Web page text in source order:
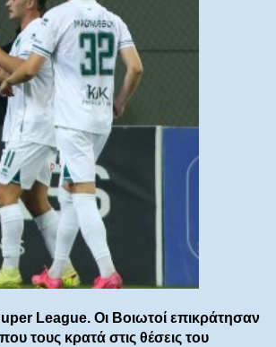
League. Οι Βοιωτοί επικράτησαν
τους κρατά στις θέσεις του